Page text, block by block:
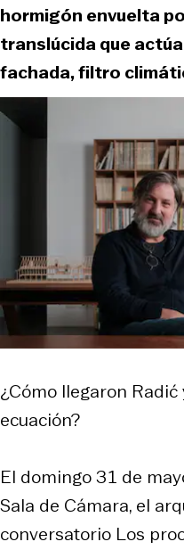
hormigón envuelta
translúcida que
fachada, filtro
¿Cómo llegaron
ecuación?
El domingo 31 de
Sala de Cámara, el
conversatorio Los